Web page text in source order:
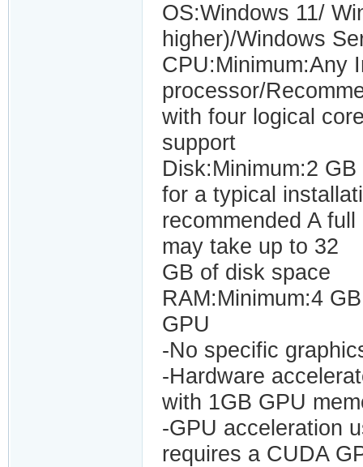
OS:Windows 11/
higher)/Windows
CPU:Minimum:Any
processor/
with four logical
support
Disk:Minimum:2
for a typical
recommended A
may take up to 32
GB of disk space
RAM:Minimum:4
GPU
-No specific
-Hardware
with 1GB GPU
-GPU acceleration
requires a CUDA